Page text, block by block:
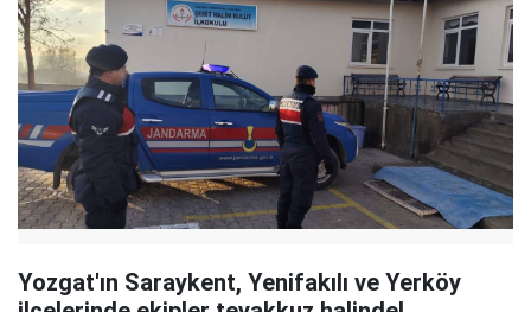
Yozgat'ın Saraykent, Yenifakılı ve Yerköy